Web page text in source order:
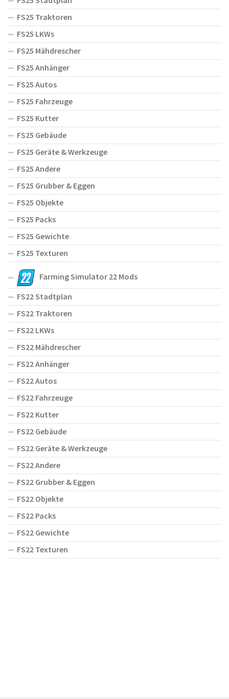
FS25 Traktoren
FS25 LKWs
FS25 Mähdrescher
FS25 Anhänger
FS25 Autos
FS25 Fahrzeuge
FS25 Kutter
FS25 Gebäude
FS25 Geräte & Werkzeuge
FS25 Andere
FS25 Grubber & Eggen
FS25 Objekte
FS25 Packs
FS25 Gewichte
FS25 Texturen
Farming Simulator 22 Mods
FS22 Stadtplan
FS22 Traktoren
FS22 LKWs
FS22 Mähdrescher
FS22 Anhänger
FS22 Autos
FS22 Fahrzeuge
FS22 Kutter
FS22 Gebäude
FS22 Geräte & Werkzeuge
FS22 Andere
FS22 Grubber & Eggen
FS22 Objekte
FS22 Packs
FS22 Gewichte
FS22 Texturen